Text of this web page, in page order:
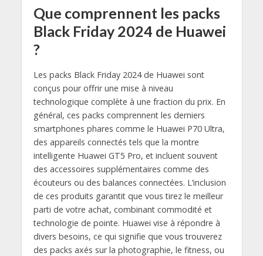
Que comprennent les packs
Black Friday 2024 de Huawei
?
Les packs Black Friday 2024 de Huawei sont
conçus pour offrir une mise à niveau
technologique complète à une fraction du prix. En
général, ces packs comprennent les derniers
smartphones phares comme le Huawei P70 Ultra,
des appareils connectés tels que la montre
intelligente Huawei GT5 Pro, et incluent souvent
des accessoires supplémentaires comme des
écouteurs ou des balances connectées. L’inclusion
de ces produits garantit que vous tirez le meilleur
parti de votre achat, combinant commodité et
technologie de pointe. Huawei vise à répondre à
divers besoins, ce qui signifie que vous trouverez
des packs axés sur la photographie, le fitness, ou